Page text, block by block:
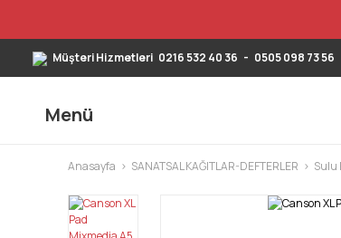
Müşteri Hizmetleri 0216 532 40 36 - 0505 098 73 56
Menü
Anasayfa SANATSAL KAĞITLAR-DEFTERLER Sulu